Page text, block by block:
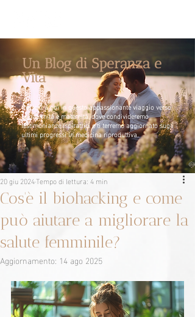
Un Blog di Speranza e
Vita
Unisciti a noi in questo appassionante viaggio verso
la paternità e maternità, dove condivideremo
testimonianze ispiratrici e ti terremo aggiornato sugli
ultimi progressi in medicina riproduttiva.
Cos'è il biohacking e come
può aiutare a migliorare la
salute femminile?
20 giu 2024Tempo di lettura: 4 min
Aggiornamento: 14 ago 2025